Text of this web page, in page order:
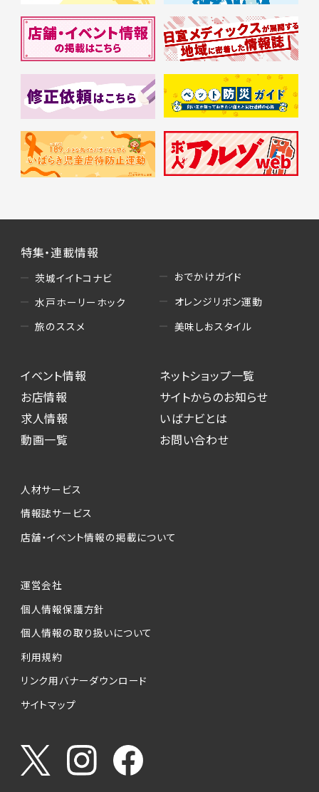
特集・連載情報
茨城イイトコナビ
水戸ホーリーホック
旅のススメ
おでかけガイド
オレンジリボン運動
美味しおスタイル
イベント情報
お店情報
求人情報
動画一覧
ネットショップ一覧
サイトからのお知らせ
いばナビとは
お問い合わせ
人材サービス
情報誌サービス
店舗・イベント情報の掲載について
運営会社
個人情報保護方針
個人情報の取り扱いについて
利用規約
リンク用バナーダウンロード
サイトマップ